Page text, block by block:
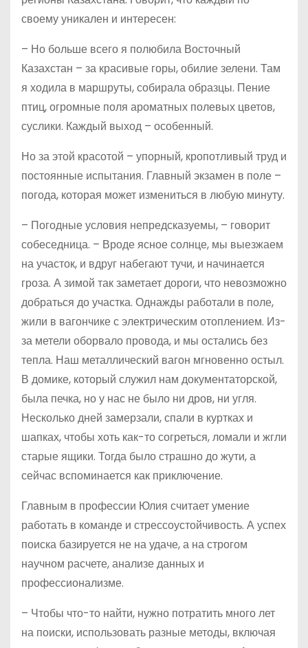
своему уникален и интересен:
– Но больше всего я полюбила Восточный
Казахстан – за красивые горы, обилие зелени. Там
я ходила в маршруты, собирала образцы. Пение
птиц, огромные поля ароматных полевых цветов,
суслики. Каждый выход – особенный.
Но за этой красотой – упорный, кропотливый труд и
постоянные испытания. Главный экзамен в поле –
погода, которая может измениться в любую минуту.
– Погодные условия непредсказуемы, – говорит
собеседница. – Вроде ясное солнце, мы выезжаем
на участок, и вдруг набегают тучи, и начинается
гроза. А зимой так заметает дороги, что невозможно
добраться до участка. Однажды работали в поле,
жили в вагончике с электрическим отоплением. Из-
за метели оборвало провода, и мы остались без
тепла. Наш металлический вагон мгновенно остыл.
В домике, который служил нам документаторской,
была печка, но у нас не было ни дров, ни угля.
Несколько дней замерзали, спали в куртках и
шапках, чтобы хоть как-то согреться, ломали и жгли
старые ящики. Тогда было страшно до жути, а
сейчас вспоминается как приключение.
Главным в профессии Юлия считает умение
работать в команде и стрессоустойчивость. А успех
поиска базируется не на удаче, а на строгом
научном расчете, анализе данных и
профессионализме.
– Чтобы что-то найти, нужно потратить много лет
на поиски, использовать разные методы, включая